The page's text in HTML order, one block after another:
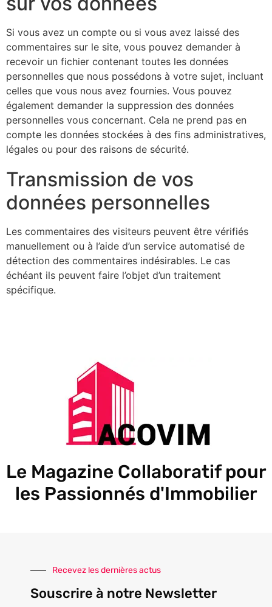
Si vous avez un compte ou si vous avez laissé des
commentaires sur le site, vous pouvez demander à
recevoir un fichier contenant toutes les données
personnelles que nous possédons à votre sujet, incluant
celles que vous nous avez fournies. Vous pouvez
également demander la suppression des données
personnelles vous concernant. Cela ne prend pas en
compte les données stockées à des fins administratives,
légales ou pour des raisons de sécurité.
Transmission de vos
données personnelles
Les commentaires des visiteurs peuvent être vérifiés
manuellement ou à l’aide d’un service automatisé de
détection des commentaires indésirables. Le cas
échéant ils peuvent faire l’objet d’un traitement
spécifique.
Le Magazine Collaboratif pour
les Passionnés d'Immobilier
Recevez les dernières actus
Souscrire à notre Newsletter